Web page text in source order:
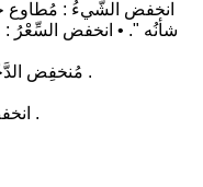
• مُنخفِض الدَّخْل : دخله بسيط أو دون البسيط .
• انخفض النَّبضُ : ( طب ) خفّت حركتُه .